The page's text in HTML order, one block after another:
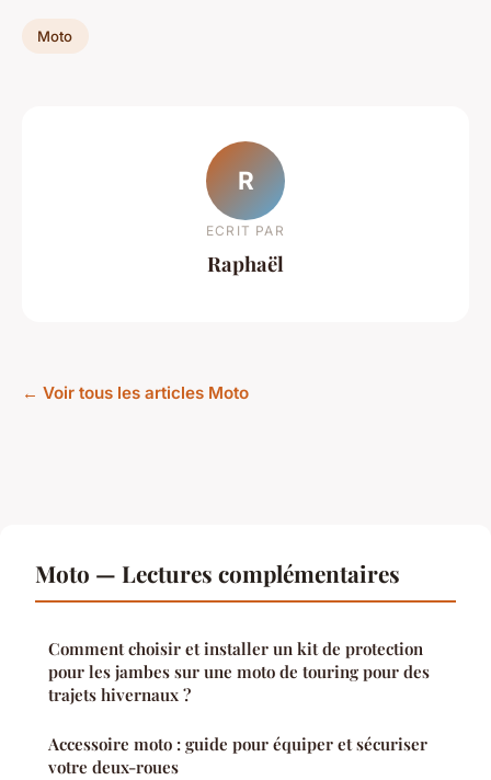
Moto
R
ECRIT PAR
Raphaël
← Voir tous les articles Moto
Moto — Lectures complémentaires
Comment choisir et installer un kit de protection
pour les jambes sur une moto de touring pour des
trajets hivernaux ?
Accessoire moto : guide pour équiper et sécuriser
votre deux-roues